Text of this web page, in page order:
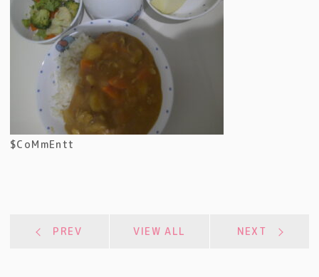
$CoMmEntt
PREV VIEW ALL NEXT